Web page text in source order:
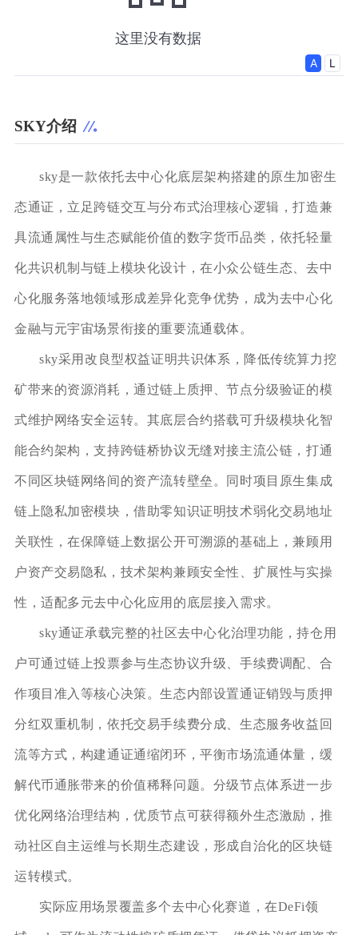
SKY介绍
sky是一款依托去中心化底层架构搭建的原生加密生
态通证，立足跨链交互与分布式治理核心逻辑，打造兼
具流通属性与生态赋能价值的数字货币品类，依托轻量
化共识机制与链上模块化设计，在小众公链生态、去中
心化服务落地领域形成差异化竞争优势，成为去中心化
金融与元宇宙场景衔接的重要流通载体。
sky采用改良型权益证明共识体系，降低传统算力挖
矿带来的资源消耗，通过链上质押、节点分级验证的模
式维护网络安全运转。其底层合约搭载可升级模块化智
能合约架构，支持跨链桥协议无缝对接主流公链，打通
不同区块链网络间的资产流转壁垒。同时项目原生集成
链上隐私加密模块，借助零知识证明技术弱化交易地址
关联性，在保障链上数据公开可溯源的基础上，兼顾用
户资产交易隐私，技术架构兼顾安全性、扩展性与实操
性，适配多元去中心化应用的底层接入需求。
sky通证承载完整的社区去中心化治理功能，持仓用
户可通过链上投票参与生态协议升级、手续费调配、合
作项目准入等核心决策。生态内部设置通证销毁与质押
分红双重机制，依托交易手续费分成、生态服务收益回
流等方式，构建通证通缩闭环，平衡市场流通体量，缓
解代币通胀带来的价值稀释问题。分级节点体系进一步
优化网络治理结构，优质节点可获得额外生态激励，推
动社区自主运维与长期生态建设，形成自治化的区块链
运转模式。
实际应用场景覆盖多个去中心化赛道，在DeFi领